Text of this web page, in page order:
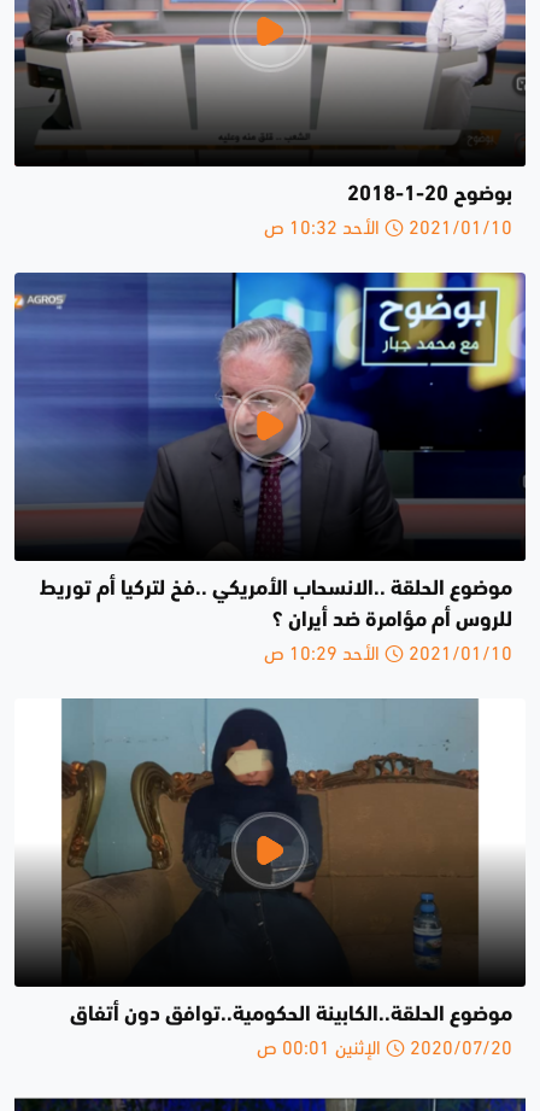
بوضوح 20-1-2018
2021/01/10 الأحد 10:32 ص
موضوع الحلقة ..الانسحاب الأمريكي ..فخ لتركيا أم توريط
للروس أم مؤامرة ضد أيران ؟
2021/01/10 الأحد 10:29 ص
موضوع الحلقة..الكابينة الحكومية..توافق دون أتفاق
2020/07/20 الإثنين 00:01 ص